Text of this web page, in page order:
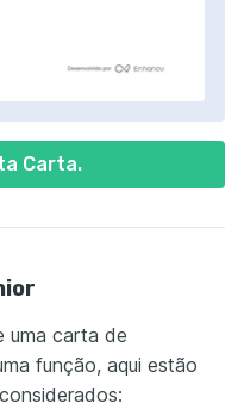
Carta.
uma carta de
função, aqui estão